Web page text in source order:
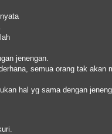
jenengan.
semua orang tak akan
hal yg sama dengan